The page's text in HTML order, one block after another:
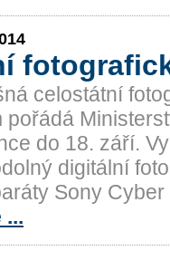
celostátní
pořádá
do 18. září.
digitální
Sony
...